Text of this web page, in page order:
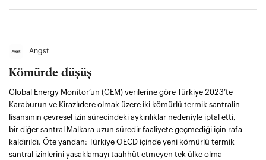
Angst
Kömürde düşüş
Global Energy Monitor’un (GEM) verilerine göre Türkiye 2023’te
Karaburun ve Kirazlıdere olmak üzere iki kömürlü termik santralin
lisansının çevresel izin sürecindeki aykırılıklar nedeniyle iptal etti,
bir diğer santral Malkara uzun süredir faaliyete geçmediği için rafa
kaldırıldı. Öte yandan: Türkiye OECD içinde yeni kömürlü termik
santral izinlerini yasaklamayı taahhüt etmeyen tek ülke olma